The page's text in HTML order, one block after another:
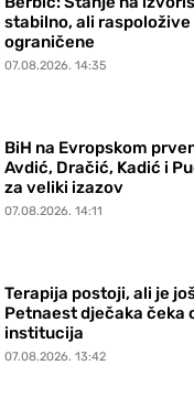
stabilno, ali
ograničene
07.08.2026. 14:35
BiH na Evropskom
Avdić, Dračić, Kadić i
za veliki izazov
07.08.2026. 14:11
Terapija postoji, ali je
Petnaest dječaka čeka
institucija
07.08.2026. 13:42